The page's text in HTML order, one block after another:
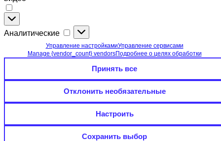
Функциональные
(необязательные):
онлайн-
и
Аналитические Аналитические
Управление настройкамиУправление сервисами
Manage {vendor_count} vendorsПодробнее о целях обработки
Принять все
Отклонить необязательные
Настроить
Сохранить выбор